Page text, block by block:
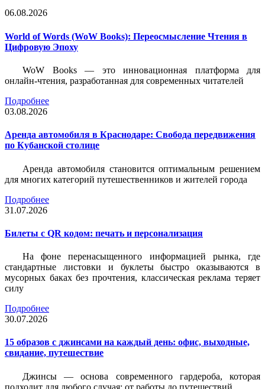
06.08.2026
World of Words (WoW Books): Переосмысление Чтения в
Цифровую Эпоху
WoW Books — это инновационная платформа для
онлайн-чтения, разработанная для современных читателей
Подробнее
03.08.2026
Аренда автомобиля в Краснодаре: Свобода передвижения
по Кубанской столице
Аренда автомобиля становится оптимальным решением
для многих категорий путешественников и жителей города
Подробнее
31.07.2026
Билеты c QR кодом: печать и персонализация
На фоне перенасыщенного информацией рынка, где
стандартные листовки и буклеты быстро оказываются в
мусорных баках без прочтения, классическая реклама теряет
силу
Подробнее
30.07.2026
15 образов с джинсами на каждый день: офис, выходные,
свидание, путешествие
Джинсы — основа современного гардероба, которая
подходит для любого случая: от работы до путешествий